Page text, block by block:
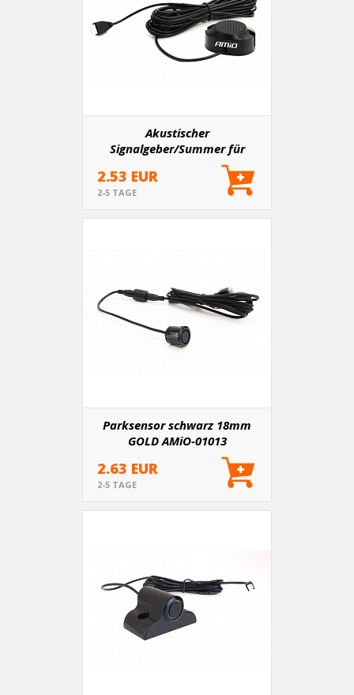
Akustischer
Signalgeber/Summer für
2.53 EUR
2-5 TAGE
Parksensor schwarz 18mm
GOLD AMiO-01013
2.63 EUR
2-5 TAGE